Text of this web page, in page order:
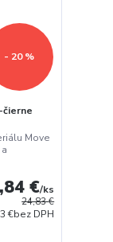
- 20 %
čierne
Move
24,83 €
€/ks
€bez DPH